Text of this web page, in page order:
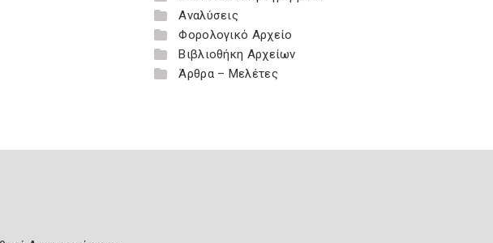
Αναλύσεις
Φορολογικό Αρχείο
Βιβλιοθήκη Αρχείων
Άρθρα – Μελέτες